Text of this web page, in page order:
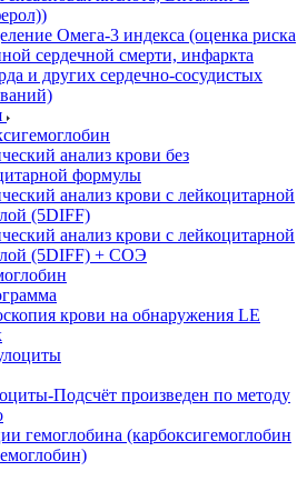
Омега-3 индекса (оценка риска
сердечной смерти, инфаркта
и других сердечно-сосудистых
анализ крови без
формулы
анализ крови с лейкоцитарной
(5DIFF)
анализ крови с лейкоцитарной
(5DIFF) + СОЭ
крови на обнаружения LE
Подсчёт произведен по методу
гемоглобина (карбоксигемоглобин